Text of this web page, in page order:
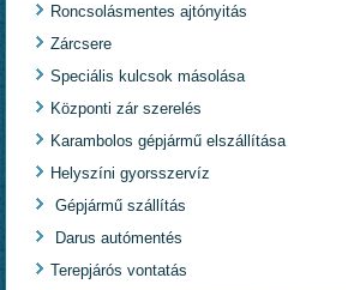
Roncsolásmentes ajtónyitás
Zárcsere
Speciális kulcsok másolása
Központi zár szerelés
Karambolos gépjármű elszállítása
Helyszíni gyorsszervíz
Gépjármű szállítás
Darus autómentés
Terepjárós vontatás